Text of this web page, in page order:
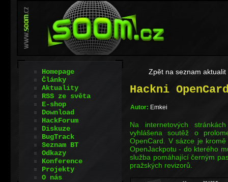
Zpět na seznam aktualit
Hackni
Autor: Emkei
Na internetových
vyhlášena soutěž o
OpenCard. V sázce je
OpenJackpotu - do kterého
služba pomáhající černým
pražských revizorů.
Homepage
Články
Aktuality
RSS ze světa
E-shop
Download
HackForum
Diskuze
BugTrack
Seznam BT
Odkazy
Konference
Projekty
O nás